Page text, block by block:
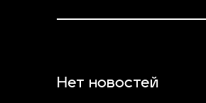
Нет новостей